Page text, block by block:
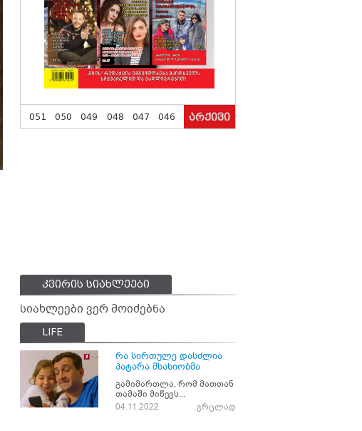
051 050 049 048 047 046 არქივი
კვირის სიახლეები
სიახლეები ვერ მოიძებნა
LIFE
რა სირთულე დასძლია
პატარა მსახიობმა
გამიმართლა, რომ მათთან
თამაში მიწევს...
04.11.2022
ვრცლად